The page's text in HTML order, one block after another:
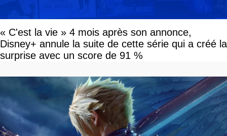
« C'est la vie » 4 mois après son annonce,
Disney+ annule la suite de cette série qui a créé la
surprise avec un score de 91 %